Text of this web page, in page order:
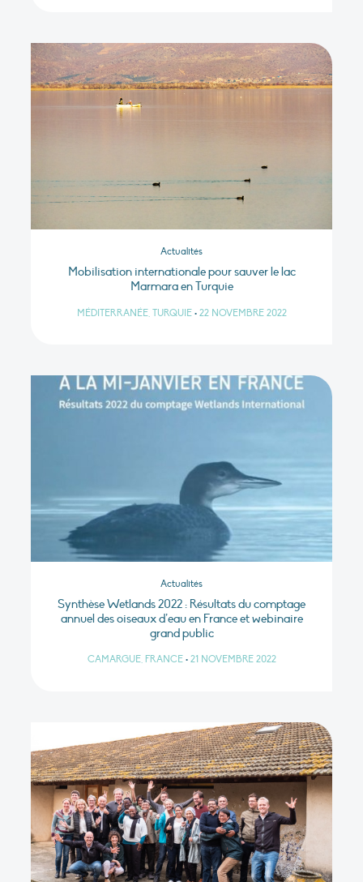
Actualités
Mobilisation internationale pour sauver le lac
Marmara en Turquie
MÉDITERRANÉE, TURQUIE • 22 NOVEMBRE 2022
Actualités
Synthèse Wetlands 2022 : Résultats du comptage
annuel des oiseaux d’eau en France et webinaire
grand public
CAMARGUE, FRANCE • 21 NOVEMBRE 2022